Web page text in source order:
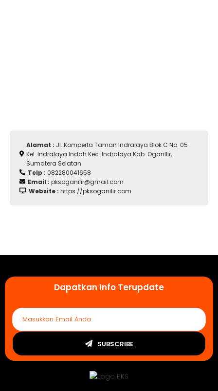
Alamat : Jl. Komperta Taman Indralaya Blok C No. 05
Kel. Indralaya Indah Kec. Indralaya Kab. OganIlir,
Sumatera Selatan
Telp : 082280041658
Email : pksoganilir@gmail.com
Website : https://pksoganilir.com
Dapatkan Info Terupdate
SUBSCRIBE